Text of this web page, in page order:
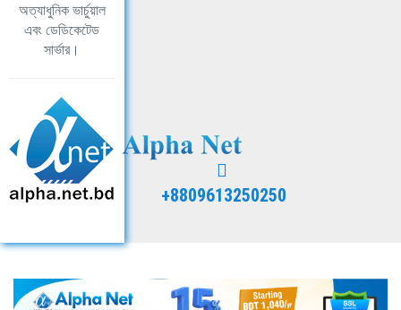
অত্যাধুনিক ভার্চুয়াল
এবং ডেডিকেটেড
সার্ভার।
+8809613250250